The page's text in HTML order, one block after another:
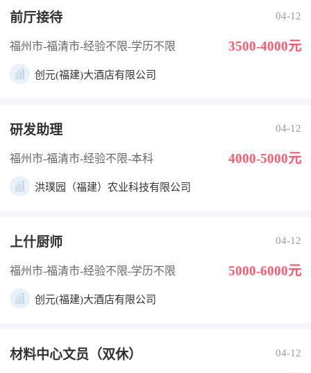
前厅接待 04-12
福州市-福清市-经验不限-学历不限 3500-4000元
创元(福建)大酒店有限公司
研发助理 04-12
福州市-福清市-经验不限-本科 4000-5000元
洪璞园（福建）农业科技有限公司
上什厨师 04-12
福州市-福清市-经验不限-学历不限 5000-6000元
创元(福建)大酒店有限公司
材料中心文员（双休） 04-12